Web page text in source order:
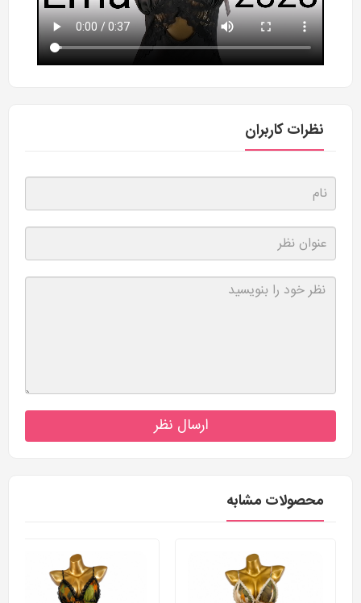
نظرات کاربران
ارسال نظر
محصولات مشابه